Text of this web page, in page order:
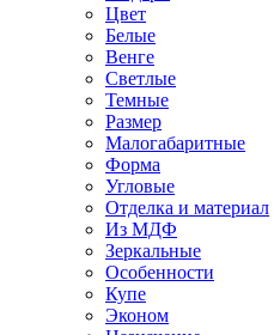
Цвет
Белые
Венге
Светлые
Темные
Размер
Малогабаритные
Форма
Угловые
Отделка и материал
Из МДФ
Зеркальные
Особенности
Купе
Эконом